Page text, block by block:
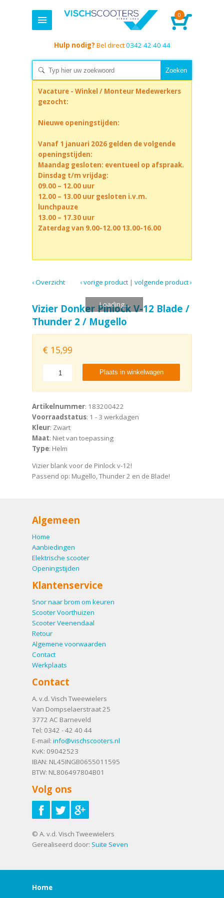
0
Hulp nodig? Bel direct0342 42 40 44
Vacature - Winkel / Monteur Medewerkers
gezocht:
Nieuwe openingstijden:
Vanaf 1 januari 2026 gelden de volgende
openingstijden:
Maandag gesloten: eventueel op afspraak.
Dinsdag t/m vrijdag:
09.00 – 12.00 uur
12.00 – 13.00 uur gesloten i.v.m.
lunchpauze
13.00 – 17.30 uur
Zaterdag van 9.00-12.00 13.00-16.00
‹ Overzicht volgende product ›
|
‹ vorige product
Loading...
Vizier Donker Pinlock V-12 Blade /
Thunder 2 / Mugello
€ 15,99
Plaats in winkelwagen
Artikelnummer: 183200422
Voorraadstatus: 1 - 3 werkdagen
Kleur: Zwart
Maat: Niet van toepassing
Type: Helm
Vizier blank voor de Pinlock v-12!
Passend op: Mugello, Thunder 2 en de Blade!
Algemeen
Home
Aanbiedingen
Elektrische scooter
Openingstijden
Klantenservice
Snor naar brom om keuren
Scooter Voorthuizen
Scooter Veenendaal
Retour
Algemene voorwaarden
Contact
Werkplaats
Contact
A. v.d. Visch Tweewielers
Van Dompselaerstraat 25
3772 AC Barneveld
Tel: 0342 - 42 40 44
E-mail: info@vischscooters.nl
KvK: 09042523
IBAN: NL45INGB0655011595
BTW: NL806497804B01
Volg ons
© A. v.d. Visch Tweewielers
Gerealiseerd door: Suite Seven
Home